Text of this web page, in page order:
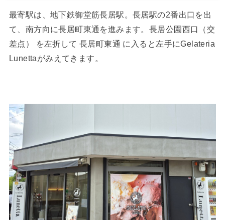
最寄駅は、地下鉄御堂筋長居駅。長居駅の2番出口を出
て、南方向に長居町東通を進みます。長居公園西口（交
差点） を左折して 長居町東通 に入ると左手にGelateria
Lunettaがみえてきます。